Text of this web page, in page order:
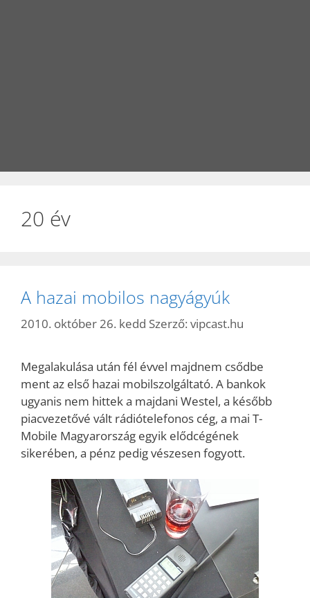
20 év
A hazai mobilos nagyágyúk
2010. október 26. kedd Szerző: vipcast.hu
Megalakulása után fél évvel majdnem csődbe
ment az első hazai mobilszolgáltató. A bankok
ugyanis nem hittek a majdani Westel, a később
piacvezetővé vált rádiótelefonos cég, a mai T-
Mobile Magyarország egyik elődcégének
sikerében, a pénz pedig vészesen fogyott.